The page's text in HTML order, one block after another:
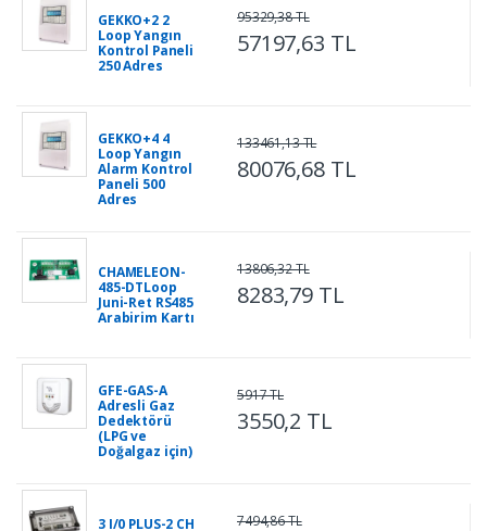
GEKKO+2 2
Loop Yangın
Kontrol Paneli
250 Adres
57197,63 TL
95329,38 TL
GEKKO+4 4
Loop Yangın
Alarm Kontrol
Paneli 500
Adres
80076,68 TL
133461,13 TL
CHAMELEON-
485-DTLoop
Juni-Ret RS485
Arabirim Kartı
8283,79 TL
13806,32 TL
GFE-GAS-A
Adresli Gaz
Dedektörü
(LPG ve
Doğalgaz için)
3550,2 TL
5917 TL
3 I/0 PLUS-2 CH
7494,86 TL